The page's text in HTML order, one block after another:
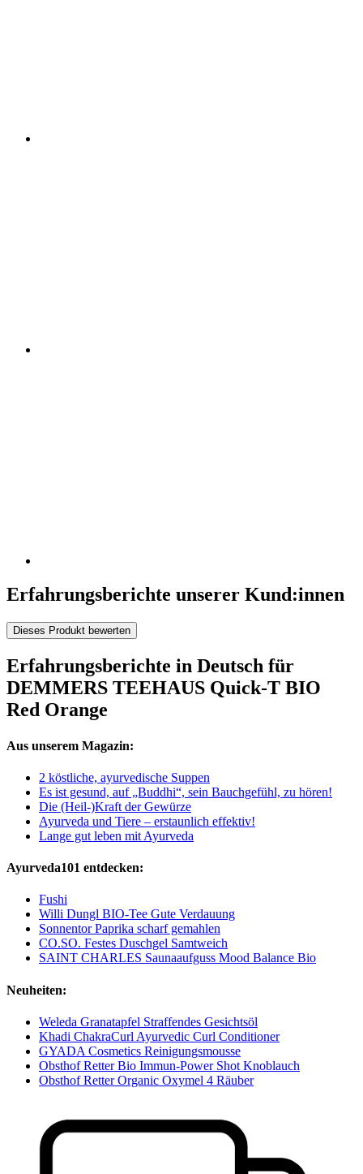
Erfahrungsberichte unserer Kund:innen
Dieses Produkt bewerten
Erfahrungsberichte in Deutsch für
DEMMERS TEEHAUS Quick-T BIO
Red Orange
Aus unserem Magazin:
2 köstliche, ayurvedische Suppen
Es ist gesund, auf „Buddhi“, sein Bauchgefühl, zu hören!
Die (Heil-)Kraft der Gewürze
Ayurveda und Tiere – erstaunlich effektiv!
Lange gut leben mit Ayurveda
Ayurveda101 entdecken:
Fushi
Willi Dungl BIO-Tee Gute Verdauung
Sonnentor Paprika scharf gemahlen
CO.SO. Festes Duschgel Samtweich
SAINT CHARLES Saunaaufguss Mood Balance Bio
Neuheiten:
Weleda Granatapfel Straffendes Gesichtsöl
Khadi ChakraCurl Ayurvedic Curl Conditioner
GYADA Cosmetics Reinigungsmousse
Obsthof Retter Bio Immun-Power Shot Knoblauch
Obsthof Retter Organic Oxymel 4 Räuber